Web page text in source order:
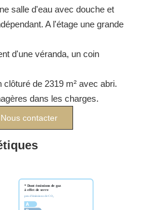
salle d'eau avec douche et
A l'étage une grande
d'une véranda, un coin
de 2319 m² avec abri.
dans les charges.
Nous contacter